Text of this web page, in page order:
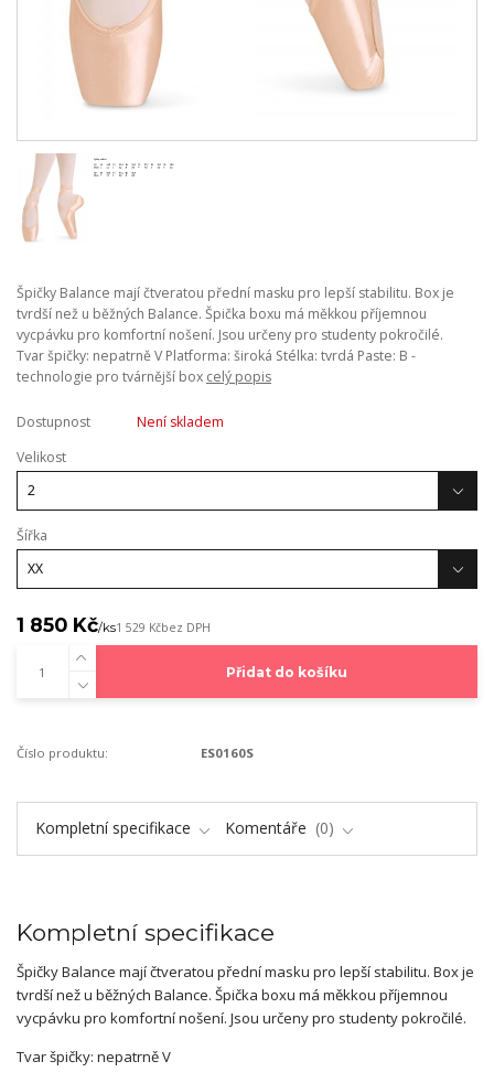
Špičky Balance mají čtveratou přední masku pro lepší stabilitu. Box je
tvrdší než u běžných Balance. Špička boxu má měkkou příjemnou
vycpávku pro komfortní nošení. Jsou určeny pro studenty pokročilé.
Tvar špičky: nepatrně V Platforma: široká Stélka: tvrdá Paste: B -
technologie pro tvárnější box celý popis
Dostupnost
Není skladem
Velikost
Šířka
1 850 Kč/ks1 529 Kčbez DPH
Přidat do košíku
Číslo produktu: ES0160S
Kompletní specifikace Komentáře 0
Kompletní specifikace
Špičky Balance mají čtveratou přední masku pro lepší stabilitu. Box je
tvrdší než u běžných Balance. Špička boxu má měkkou příjemnou
vycpávku pro komfortní nošení. Jsou určeny pro studenty pokročilé.
Tvar špičky: nepatrně V